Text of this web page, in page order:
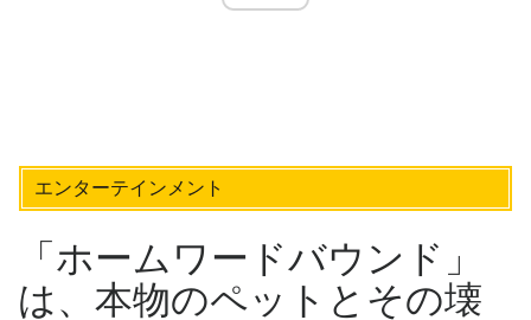
エンターテインメント
「ホームワードバウンド」
は、本物のペットとその壊